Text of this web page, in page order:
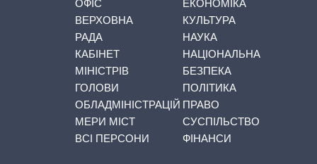
ОФІС
ВЕРХОВНА
РАДА
КАБІНЕТ
МІНІСТРІВ
ГОЛОВИ
ОБЛАДМІНІСТРАЦІЙ
МЕРИ МІСТ
ВСІ ПЕРСОНИ
ЕКОНОМІКА
КУЛЬТУРА
НАУКА
НАЦІОНАЛЬНА
БЕЗПЕКА
ПОЛІТИКА
ПРАВО
СУСПІЛЬСТВО
ФІНАНСИ